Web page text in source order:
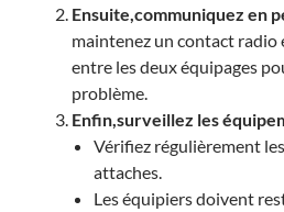
Ensuite,communiquez en
maintenez un contact radio
entre les deux équipages
problème.
Enfin,surveillez les
Vérifiez régulièrement
attaches.
Les équipiers doivent